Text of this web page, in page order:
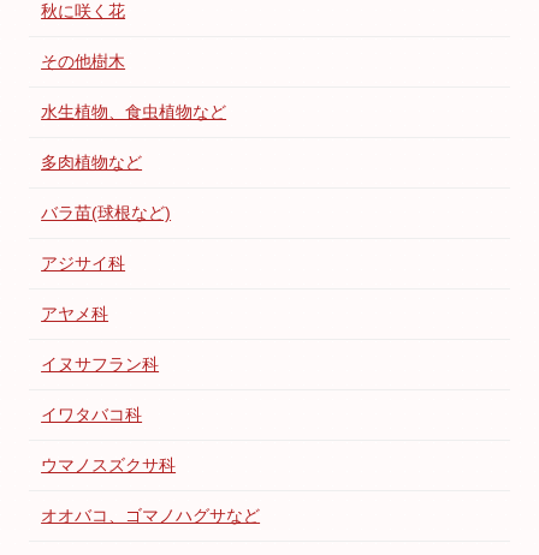
秋に咲く花
その他樹木
水生植物、食虫植物など
多肉植物など
バラ苗(球根など)
アジサイ科
アヤメ科
イヌサフラン科
イワタバコ科
ウマノスズクサ科
オオバコ、ゴマノハグサなど